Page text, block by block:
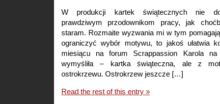
W produkcji kartek świątecznych nie
prawdziwym przodownikom pracy, jak
staram. Rozmaite wyzwania mi w tym
ograniczyć wybór motywu, to jakoś ułatwia
miesiącu na forum Scrappassion Karola na
wymyśliła – kartka świąteczna, ale z
ostrokrzewu. Ostrokrzew jeszcze […]
Read the rest of this entry »